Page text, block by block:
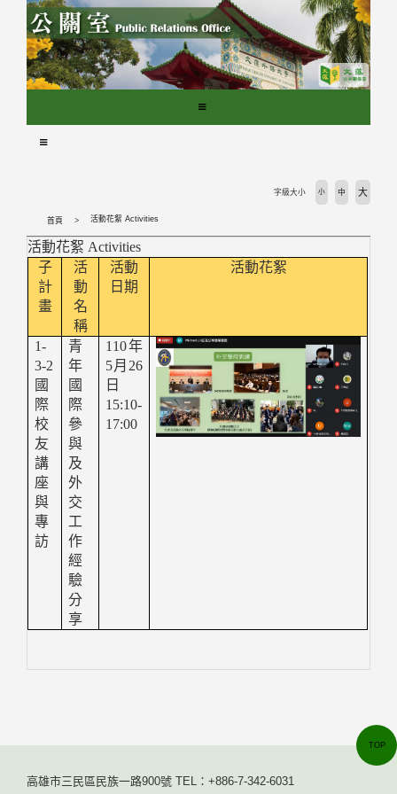
首頁 活動花絮 Activities
字級大小 小 中 大
活動花絮 Activities
子
計
畫
活
動
名
稱
活動
日期
活動花絮
1-
3-2
國
際
校
友
講
座
與
專
訪
青
年
國
際
參
與
及
外
交
工
作
經
驗
分
享
110年
5月26
日
15:10-
17:00
高雄市三民區民族一路900號 TEL：+886-7-342-6031
TOP